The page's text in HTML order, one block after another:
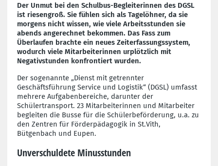
Der Unmut bei den Schulbus-Begleiterinnen des DGSL
ist riesengroß. Sie fühlen sich als Tagelöhner, da sie
morgens nicht wissen, wie viele Arbeitsstunden sie
abends angerechnet bekommen. Das Fass zum
Überlaufen brachte ein neues Zeiterfassungssystem,
wodurch viele Mitarbeiterinnen urplötzlich mit
Negativstunden konfrontiert wurden.
Der sogenannte „Dienst mit getrennter
Geschäftsführung Service und Logistik“ (DGSL) umfasst
mehrere Aufgabenbereiche, darunter der
Schülertransport. 23 Mitarbeiterinnen und Mitarbeiter
begleiten die Busse für die Schülerbeförderung, u.a. zu
den Zentren für Förderpädagogik in St.Vith,
Bütgenbach und Eupen.
Unverschuldete Minusstunden